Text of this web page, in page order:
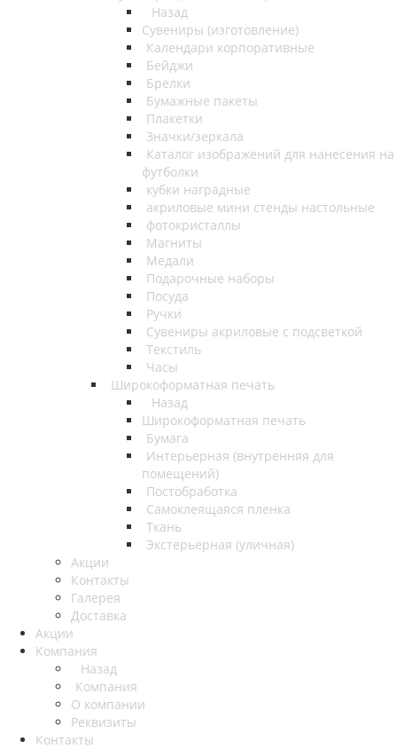
Назад
Сувениры (изготовление)
Календари корпоративные
Бейджи
Брелки
Бумажные пакеты
Плакетки
Значки/зеркала
Каталог изображений для нанесения на
футболки
кубки наградные
акриловые мини стенды настольные
фотокристаллы
Магниты
Медали
Подарочные наборы
Посуда
Ручки
Сувениры акриловые с подсветкой
Текстиль
Часы
Широкоформатная печать
Назад
Широкоформатная печать
Бумага
Интерьерная (внутренняя для
помещений)
Постобработка
Самоклеящаяся пленка
Ткань
Экстерьерная (уличная)
Акции
Контакты
Галерея
Доставка
Акции
Компания
Назад
Компания
О компании
Реквизиты
Контакты